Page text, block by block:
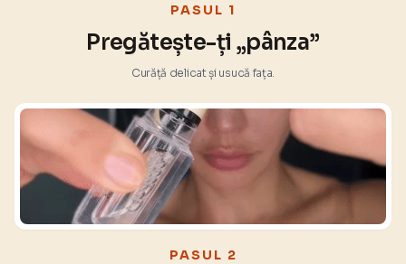
PASUL 1
Pregătește-ți „pânza”
Curăță delicat și usucă fața.
PASUL 2